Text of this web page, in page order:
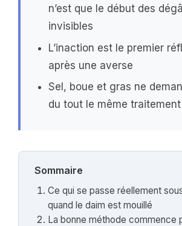
n’est que le début des
invisibles
L’inaction est le premier
après une averse
Sel, boue et gras ne
du tout le même traitement
Sommaire
Ce qui se passe réellement
quand le daim est mouillé
La bonne méthode commence